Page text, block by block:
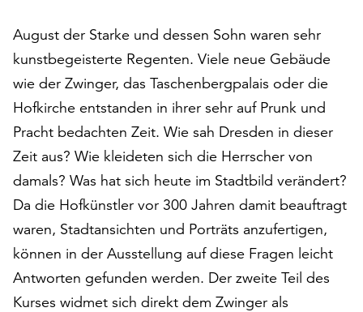
„Alle
akzeptieren“,
alle
Cookies
zu
akzeptieren.
Sie
können
Ihr
Einverständnis
jederzeit
ändern
und
widerrufen.
August der Starke und dessen Sohn waren sehr
kunstbegeisterte Regenten. Viele neue Gebäude
wie der Zwinger, das Taschenbergpalais oder die
Hofkirche entstanden in ihrer sehr auf Prunk und
Pracht bedachten Zeit. Wie sah Dresden in dieser
Zeit aus? Wie kleideten sich die Herrscher von
damals? Was hat sich heute im Stadtbild verändert?
Da die Hofkünstler vor 300 Jahren damit beauftragt
waren, Stadtansichten und Porträts anzufertigen,
können in der Ausstellung auf diese Fragen leicht
Antworten gefunden werden. Der zweite Teil des
Kurses widmet sich direkt dem Zwinger als